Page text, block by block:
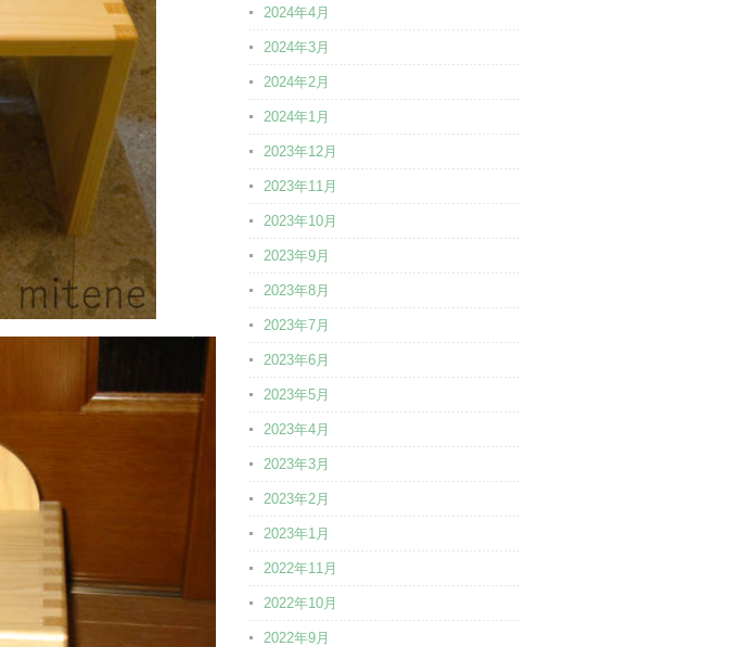
2024年4月
2024年3月
2024年2月
2024年1月
2023年12月
2023年11月
2023年10月
2023年9月
2023年8月
2023年7月
2023年6月
2023年5月
2023年4月
2023年3月
2023年2月
2023年1月
2022年11月
2022年10月
2022年9月